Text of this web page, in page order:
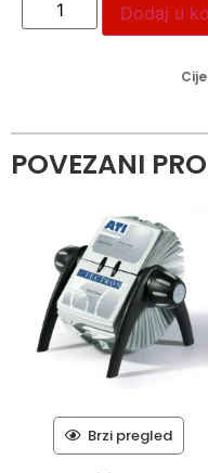
Dodaj u
POVEZANI
Brzi pregled